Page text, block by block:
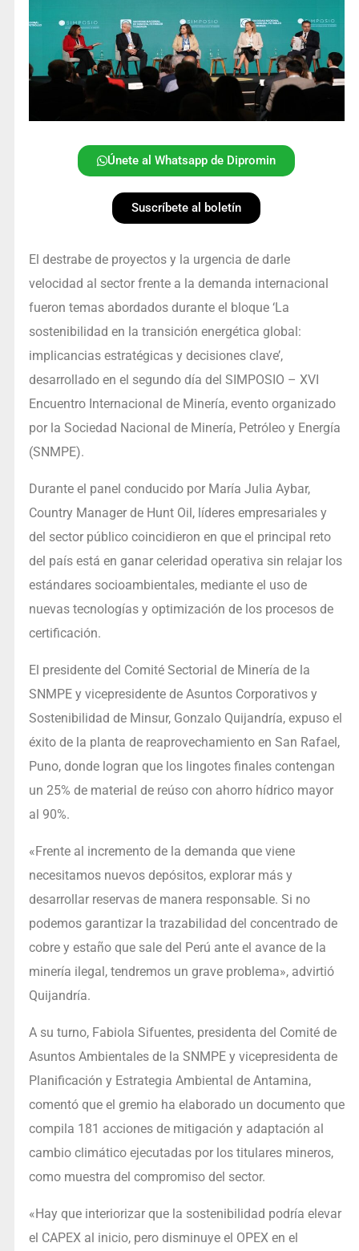
Únete al Whatsapp de Dipromin
Suscríbete al boletín
El destrabe de proyectos y la urgencia de darle
velocidad al sector frente a la demanda internacional
fueron temas abordados durante el bloque ‘La
sostenibilidad en la transición energética global:
implicancias estratégicas y decisiones clave’,
desarrollado en el segundo día del SIMPOSIO – XVI
Encuentro Internacional de Minería, evento organizado
por la Sociedad Nacional de Minería, Petróleo y Energía
(SNMPE).
Durante el panel conducido por María Julia Aybar,
Country Manager de Hunt Oil, líderes empresariales y
del sector público coincidieron en que el principal reto
del país está en ganar celeridad operativa sin relajar los
estándares socioambientales, mediante el uso de
nuevas tecnologías y optimización de los procesos de
certificación.
El presidente del Comité Sectorial de Minería de la
SNMPE y vicepresidente de Asuntos Corporativos y
Sostenibilidad de Minsur, Gonzalo Quijandría, expuso el
éxito de la planta de reaprovechamiento en San Rafael,
Puno, donde logran que los lingotes finales contengan
un 25% de material de reúso con ahorro hídrico mayor
al 90%.
«Frente al incremento de la demanda que viene
necesitamos nuevos depósitos, explorar más y
desarrollar reservas de manera responsable. Si no
podemos garantizar la trazabilidad del concentrado de
cobre y estaño que sale del Perú ante el avance de la
minería ilegal, tendremos un grave problema», advirtió
Quijandría.
A su turno, Fabiola Sifuentes, presidenta del Comité de
Asuntos Ambientales de la SNMPE y vicepresidenta de
Planificación y Estrategia Ambiental de Antamina,
comentó que el gremio ha elaborado un documento que
compila 181 acciones de mitigación y adaptación al
cambio climático ejecutadas por los titulares mineros,
como muestra del compromiso del sector.
«Hay que interiorizar que la sostenibilidad podría elevar
el CAPEX al inicio, pero disminuye el OPEX en el